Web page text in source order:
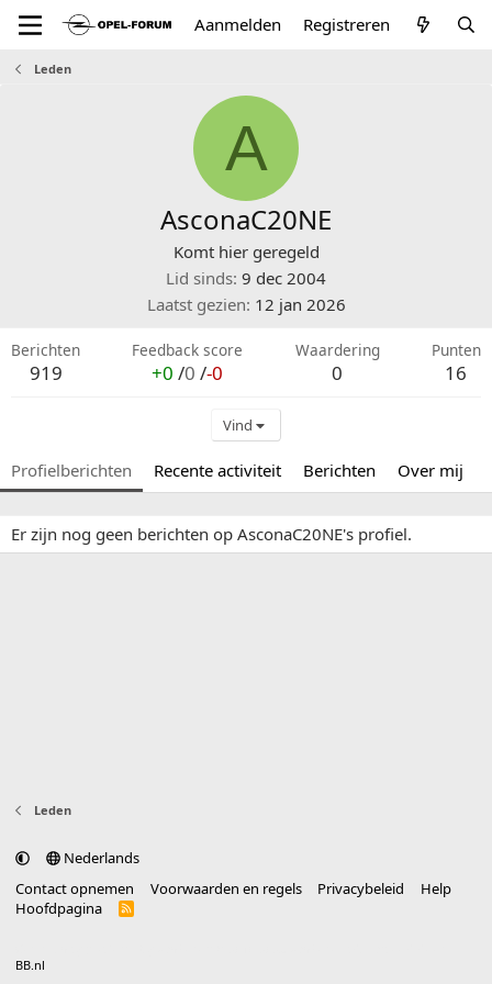
Aanmelden Registreren
Leden
A
AsconaC20NE
Komt hier geregeld
Lid sinds 9 dec 2004
Laatst gezien 12 jan 2026
Berichten
919
Feedback score
+0 /0 /-0
Waardering
0
Punten
16
Vind
Profielberichten Recente activiteit Berichten Over mij
Er zijn nog geen berichten op AsconaC20NE's profiel.
Leden
Nederlands
Contact opnemen
Voorwaarden en regels Privacybeleid
Help
Hoofdpagina
R
BB.nl